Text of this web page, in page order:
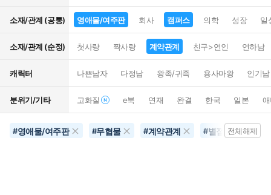
소재/관계 (공통) 영애물/여주판 회사 캠퍼스 의학 성장 일
소재/관계 (순정) 첫사랑 짝사랑 계약관계 친구>연인 연하남
캐릭터 나쁜남자 다정남 왕족/귀족 용사마왕 인기남
분위기/기타 고화질 e북 연재 완결 한국 일본
#영애물/여주판 #무협물 #계약관계 #별점500개이상
전체해제